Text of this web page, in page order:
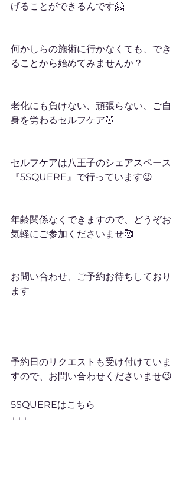
げることができるんです🤗
何かしらの施術に行かなくても、でき
ることから始めてみませんか？
老化にも負けない、頑張らない、ご自
身を労わるセルフケア💆
セルフケアは八王子のシェアスペース
『5SQUERE』で行っています😉
年齢関係なくできますので、どうぞお
気軽にご参加くださいませ🥰
お問い合わせ、ご予約お待ちしており
ます
予約日のリクエストも受け付けていま
すので、お問い合わせくださいませ😉
5SQUEREはこちら
↓↓↓